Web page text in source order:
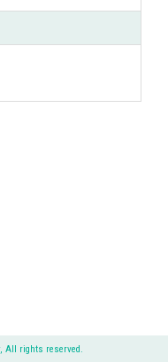
All rights reserved.